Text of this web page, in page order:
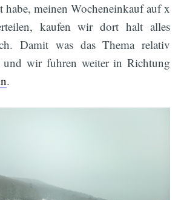
habe, meinen Wocheneinkauf auf x
kaufen wir dort halt alles
Damit was das Thema relativ
und wir fuhren weiter in Richtung
.